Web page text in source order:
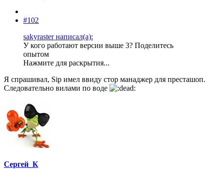
#102
sakyraster написал(а):
У кого работают версии выше 3? Поделитесь
опытом
Нажмите для раскрытия...
Я спрашивал, Sip имел ввиду стор манаджер для престашоп.
Следовательно вилами по воде
Сергей_К